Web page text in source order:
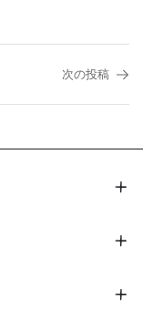
次の投稿